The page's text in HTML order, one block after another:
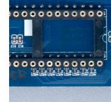
sur
la
page
du
produit